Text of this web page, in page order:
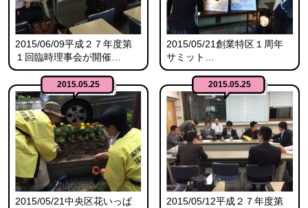
2015/06/09平成２７年度第
１回臨時理事会が開催…
2015/05/21創業特区１周年
サミット…
2015.05.25
2015/05/21中央区花いっぱ
2015.05.25
2015/05/12平成２７年度第